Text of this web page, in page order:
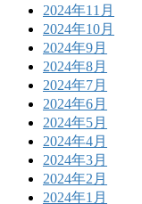
2024年11月
2024年10月
2024年9月
2024年8月
2024年7月
2024年6月
2024年5月
2024年4月
2024年3月
2024年2月
2024年1月